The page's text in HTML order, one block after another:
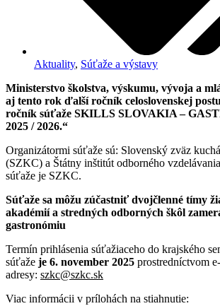
Aktuality, Súťaže a výstavy
Ministerstvo školstva, výskumu, vývoja a
aj tento rok ďalší ročník celoslovenskej
ročník súťaže SKILLS SLOVAKIA –
2025 / 2026.“
Organizátormi súťaže sú: Slovenský zväz
(SZKC) a Štátny inštitút odborného
súťaže je SZKC.
Súťaže sa môžu zúčastniť dvojčlenné tímy
akadémií a stredných odborných škôl
gastronómiu
Termín prihlásenia súťažiaceho do krajského
súťaže je 6. november 2025 prostredníctvom
adresy: szkc@szkc.sk
Viac informácii v prílohách na stiahnutie: